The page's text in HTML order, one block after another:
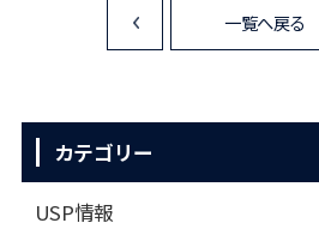
<
一覧へ戻る
カテゴリー
USP情報